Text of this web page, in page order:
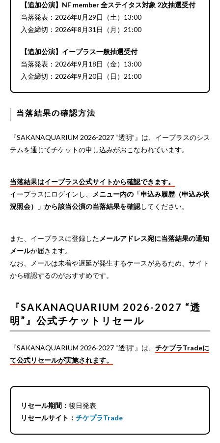
【追加公演】NF member 全ステイタス対象 2次抽選受付
当落発表：2026年8月29日（土）13:00
入金締切：2026年8月31日（月）21:00
【追加公演】イープラス一般抽選受付
当落発表：2026年9月18日（金）13:00
入金締切：2026年9月20日（日）21:00
当落結果の確認方法
『SAKANAQUARIUM 2026-2027 “透明”』は、イープラスのシス
テムを通じてチケットの申し込みがおこなわれています。
当落結果はイープラス公式サイトから確認できます。
イープラスにログインし、
メニュー内の「申込み履歴（申込み状
況照会）」から該当公演の当落結果を確認してください。
また、イープラスに登録した メールアドレス宛に当落結果の通知
メールが届きます。
なお、メールは未着や遅延が発生するケースがあるため、サイト
から確認するのがおすすめです。
『SAKANAQUARIUM 2026-2027 “透
明”』公式チケットリセール
『SAKANAQUARIUM 2026-2027 “透明”』は、 チケプラTradeに
て公式リセールが実施されます。
リセール期間： 後日発表
リセールサイト： チケプラTrade